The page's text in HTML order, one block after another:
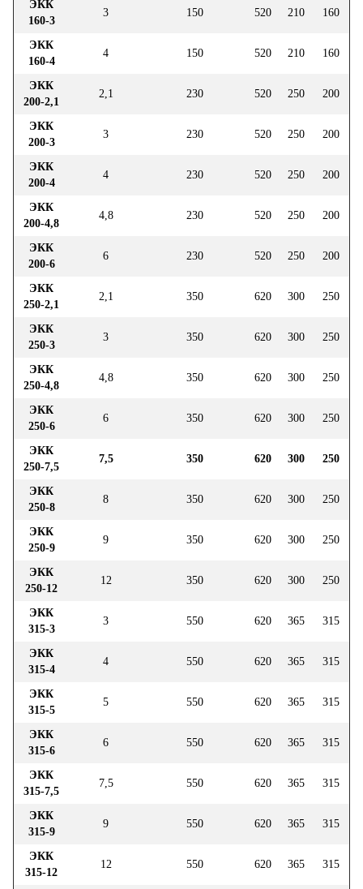
ЭКК
160-3
3 150 520 210 160
ЭКК
160-4
4 150 520 210 160
ЭКК
200-2,1
2,1 230 520 250 200
ЭКК
200-3
3 230 520 250 200
ЭКК
200-4
4 230 520 250 200
ЭКК
200-4,8
4,8 230 520 250 200
ЭКК
200-6
6 230 520 250 200
ЭКК
250-2,1
2,1 350 620 300 250
ЭКК
250-3
3 350 620 300 250
ЭКК
250-4,8
4,8 350 620 300 250
ЭКК
250-6
6 350 620 300 250
ЭКК
250-7,5
7,5 350 620 300 250
ЭКК
250-8
8 350 620 300 250
ЭКК
250-9
9 350 620 300 250
ЭКК
250-12
12 350 620 300 250
ЭКК
315-3
3 550 620 365 315
ЭКК
315-4
4 550 620 365 315
ЭКК
315-5
5 550 620 365 315
ЭКК
315-6
6 550 620 365 315
ЭКК
315-7,5
7,5 550 620 365 315
ЭКК
315-9
9 550 620 365 315
ЭКК
315-12
12 550 620 365 315